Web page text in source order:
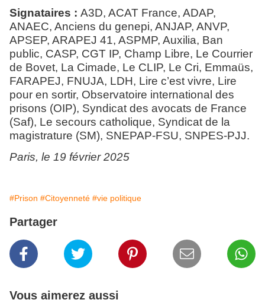
Signataires : A3D, ACAT France, ADAP,
ANAEC, Anciens du genepi, ANJAP, ANVP,
APSEP, ARAPEJ 41, ASPMP, Auxilia, Ban
public, CASP, CGT IP, Champ Libre, Le Courrier
de Bovet, La Cimade, Le CLIP, Le Cri, Emmaüs,
FARAPEJ, FNUJA, LDH, Lire c’est vivre, Lire
pour en sortir, Observatoire international des
prisons (OIP), Syndicat des avocats de France
(Saf), Le secours catholique, Syndicat de la
magistrature (SM), SNEPAP-FSU, SNPES-PJJ.
Paris, le 19 février 2025
#Prison #Citoyenneté #vie politique
Partager
Vous aimerez aussi